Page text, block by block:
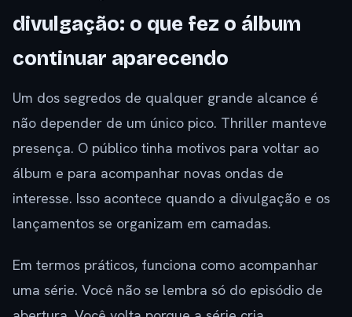
divulgação: o que fez o álbum
continuar aparecendo
Um dos segredos de qualquer grande alcance é
não depender de um único pico. Thriller manteve
presença. O público tinha motivos para voltar ao
álbum e para acompanhar novas ondas de
interesse. Isso acontece quando a divulgação e os
lançamentos se organizam em camadas.
Em termos práticos, funciona como acompanhar
uma série. Você não se lembra só do episódio de